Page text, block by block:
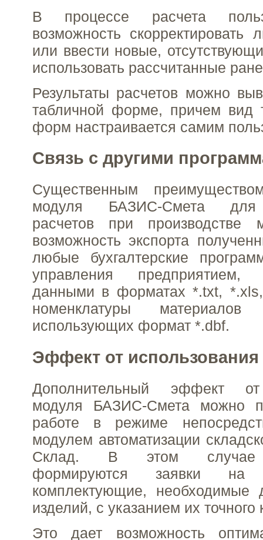
В процессе расчета
возможность
или ввести новые,
использовать рассчитанные
Результаты расчетов можно
табличной форме, причем вид
форм настраивается самим
Связь с другими
Существенным
модуля БАЗИС-Смета для
расчетов при производстве
возможность экспорта
любые бухгалтерские
управления
данными в форматах *.txt,
номенклатуры
использующих формат *.dbf.
Эффект от использования
Дополнительный эффект от
модуля БАЗИС-Смета можно
работе в режиме
модулем автоматизации
Склад. В этом случае
формируются заявки
комплектующие, необходимые
изделий, с указанием их точного
Это дает возможность